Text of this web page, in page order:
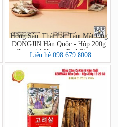
Hồng Sâm Thái Lát Tẩm Mật Ong
DONGJIN Hàn Quốc - Hộp 200g
(Imperial Korean Red Ginseng
Honey Sliced)
Liên hệ 098.679.8008